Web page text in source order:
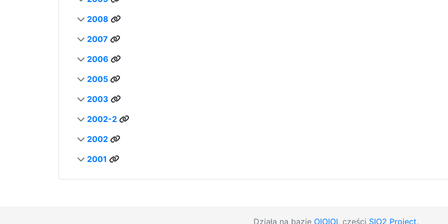
2008
2007
2006
2005
2003
2002-2
2002
2001
Działa na bazie OIOIOI, części SIO2 Project.